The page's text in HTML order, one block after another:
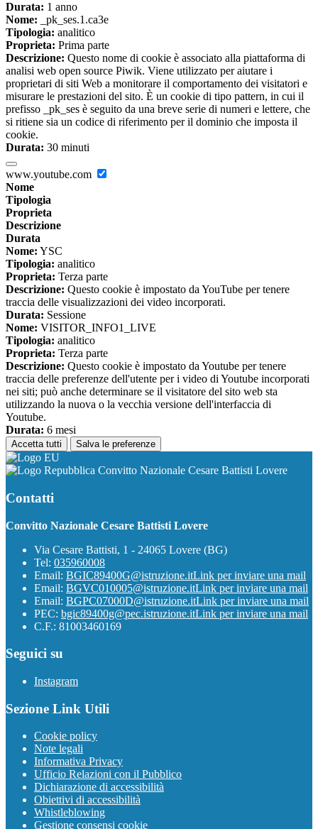
Durata: 1 anno
Nome: _pk_ses.1.ca3e
Tipologia: analitico
Proprieta: Prima parte
Descrizione: Questo nome di cookie è associato alla piattaforma di
analisi web open source Piwik. Viene utilizzato per aiutare i
proprietari di siti Web a monitorare il comportamento dei visitatori e
misurare le prestazioni del sito. È un cookie di tipo pattern, in cui il
prefisso _pk_ses è seguito da una breve serie di numeri e lettere, che
si ritiene sia un codice di riferimento per il dominio che imposta il
cookie.
Durata: 30 minuti
www.youtube.com
Nome
Tipologia
Proprieta
Descrizione
Durata
Nome: YSC
Tipologia: analitico
Proprieta: Terza parte
Descrizione: Questo cookie è impostato da YouTube per tenere
traccia delle visualizzazioni dei video incorporati.
Durata: Sessione
Nome: VISITOR_INFO1_LIVE
Tipologia: analitico
Proprieta: Terza parte
Descrizione: Questo cookie è impostato da Youtube per tenere
traccia delle preferenze dell'utente per i video di Youtube incorporati
nei siti; può anche determinare se il visitatore del sito web sta
utilizzando la nuova o la vecchia versione dell'interfaccia di
Youtube.
Durata: 6 mesi
Accetta tutti Salva le preferenze
Convitto Nazionale Cesare Battisti Lovere
Contatti
Convitto Nazionale Cesare Battisti Lovere
Via Cesare Battisti, 1 - 24065 Lovere (BG)
Tel: 035960008
Email: BGIC89400G@istruzione.itLink per inviare una mail
Email: BGVC010005@istruzione.itLink per inviare una mail
Email: BGPC07000D@istruzione.itLink per inviare una mail
PEC: bgic89400g@pec.istruzione.itLink per inviare una mail
C.F.: 81003460169
Seguici su
Instagram
Sezione Link Utili
Cookie policy
Note legali
Informativa Privacy
Ufficio Relazioni con il Pubblico
Dichiarazione di accessibilità
Obiettivi di accessibilità
Whistleblowing
Gestione consensi cookie